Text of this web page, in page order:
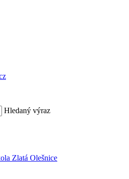
Hledaný výraz
Zlatá Olešnice